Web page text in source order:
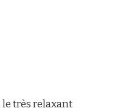
très relaxant